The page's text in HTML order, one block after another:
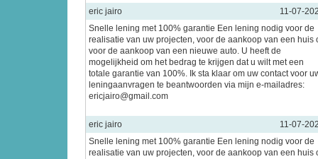
eric jairo
11-07-
Snelle lening met 100% garantie Een lening nodig voor de
realisatie van uw projecten, voor de aankoop van een huis
voor de aankoop van een nieuwe auto. U heeft de
mogelijkheid om het bedrag te krijgen dat u wilt met een
totale garantie van 100%. Ik sta klaar om uw contact voor
leningaanvragen te beantwoorden via mijn e-mailadres:
ericjairo@gmail.com
eric jairo
11-07-
Snelle lening met 100% garantie Een lening nodig voor de
realisatie van uw projecten, voor de aankoop van een huis